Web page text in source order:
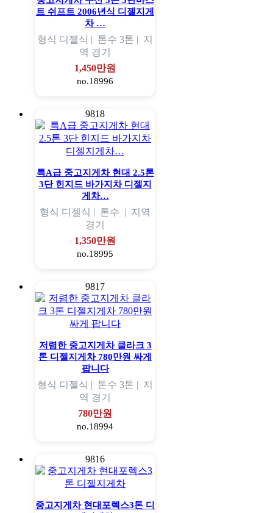
트 쉬프트 2006년식 디젤지게
차 …
형식 디젤식 | 톤수 3톤 | 지
역 경기
1,450만원
no.18996
9818
특A급 중고지게차 현대 2.5톤
3단 힌지드 바가지차 디젤지
게차…
형식 디젤식 | 톤수 | 지역
경기
1,350만원
no.18995
9817
저렴한 중고지게차 클라크 3
톤 디젤지게차 780만원 싸게
팝니다
형식 디젤식 | 톤수 3톤 | 지
역 경기
780만원
no.18994
9816
중고지게차 현대포렉스3톤 디